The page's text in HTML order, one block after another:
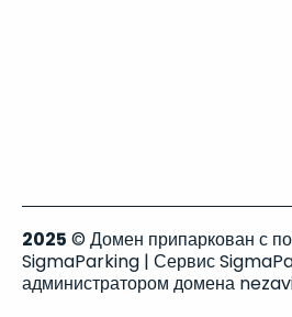
2025 © Домен припаркован с
SigmaParking | Сервис
администратором домена